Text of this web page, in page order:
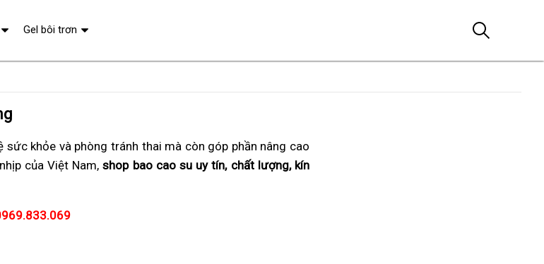
sức khỏe và phòng tránh thai mà còn góp phần nâng cao
của Việt Nam,shop bao cao su uy tín, chất lượng, kín
Gel bôi trơn